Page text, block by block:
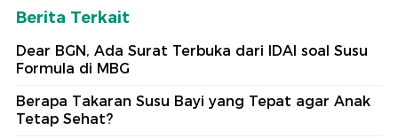
Berita Terkait
Dear BGN, Ada Surat Terbuka dari IDAI soal Susu
Formula di MBG
Berapa Takaran Susu Bayi yang Tepat agar Anak
Tetap Sehat?